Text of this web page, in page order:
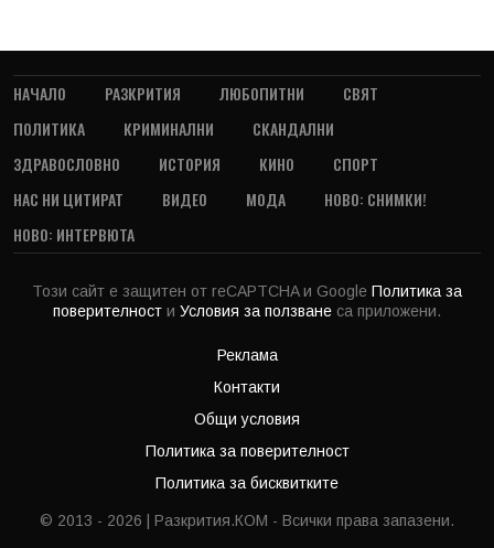
НАЧАЛО РАЗКРИТИЯ ЛЮБОПИТНИ
СВЯТ
ПОЛИТИКА
КРИМИНАЛНИ
СКАНДАЛНИ
ЗДРАВОСЛОВНО
ИСТОРИЯ КИНО
СПОРТ
НАС НИ ЦИТИРАТ
ВИДЕО МОДА
НОВО: СНИМКИ!
НОВО: ИНТЕРВЮТА
Този сайт е защитен от reCAPTCHA и Google Политика за
поверителност и Условия за ползване са приложени.
Реклама
Контакти
Общи условия
Политика за поверителност
Политика за бисквитките
© 2013 - 2026 | Разкрития.КОМ - Всички права запазени.